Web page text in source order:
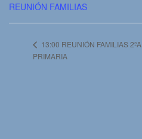
REUNIÓN FAMILIAS
13:00 REUNIÓN FAMILIAS 2ºA
PRIMARIA